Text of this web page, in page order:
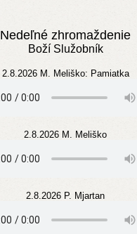
Nedeľné zhromaždenie
Boží Služobník
2.8.2026 M. Meliško: Pamiatka
2.8.2026 M. Meliško
2.8.2026 P. Mjartan